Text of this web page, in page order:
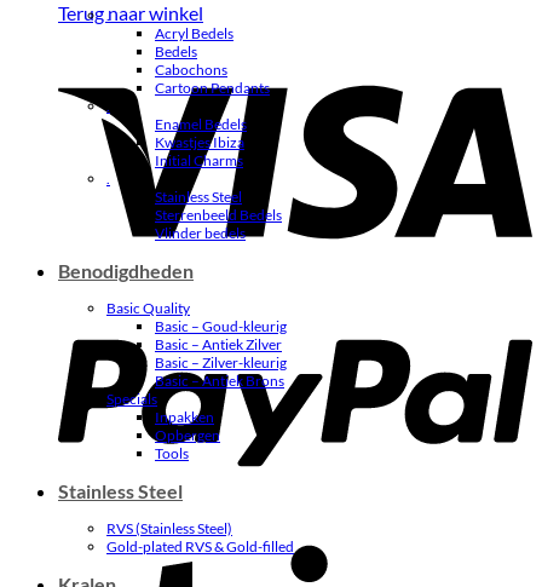
Terug naar winkel
.
Acryl Bedels
Bedels
Cabochons
Cartoon Pendants
.
Enamel Bedels
Kwastjes Ibiza
Initial Charms
.
Stainless Steel
Sterrenbeeld Bedels
Vlinder bedels
Benodigdheden
Basic Quality
Basic – Goud-kleurig
Basic – Antiek Zilver
Basic – Zilver-kleurig
Basic – Antiek Brons
Specials
Inpakken
Opbergen
Tools
Stainless Steel
RVS (Stainless Steel)
Gold-plated RVS & Gold-filled